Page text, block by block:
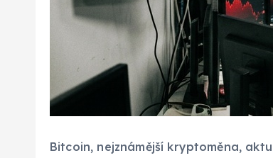
Bitcoin, nejznámější kryptoměna,